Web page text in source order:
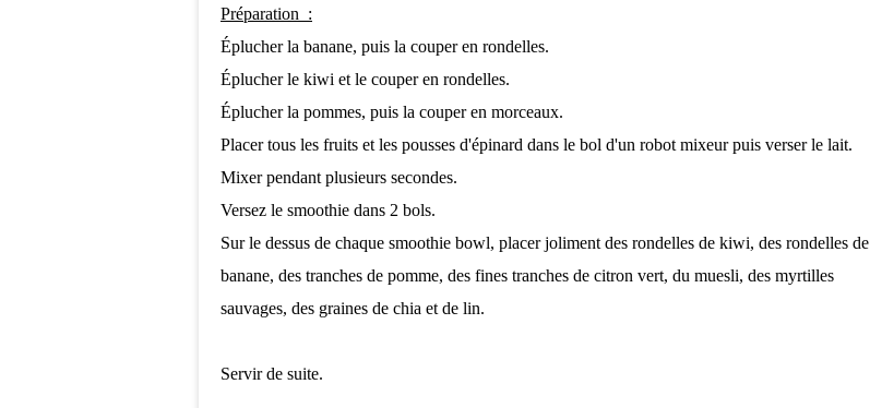
Préparation :
Éplucher la banane, puis la couper en rondelles.
Éplucher le kiwi et le couper en rondelles.
Éplucher la pommes, puis la couper en morceaux.
Placer tous les fruits et les pousses d'épinard dans le bol d'un robot mixeur puis verser le lait.
Mixer pendant plusieurs secondes.
Versez le smoothie dans 2 bols.
Sur le dessus de chaque smoothie bowl, placer joliment des rondelles de kiwi, des rondelles de
banane, des tranches de pomme, des fines tranches de citron vert, du muesli, des myrtilles
sauvages, des graines de chia et de lin.
Servir de suite.